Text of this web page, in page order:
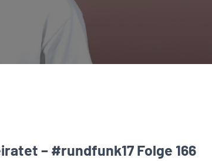
– #rundfunk17 Folge 166